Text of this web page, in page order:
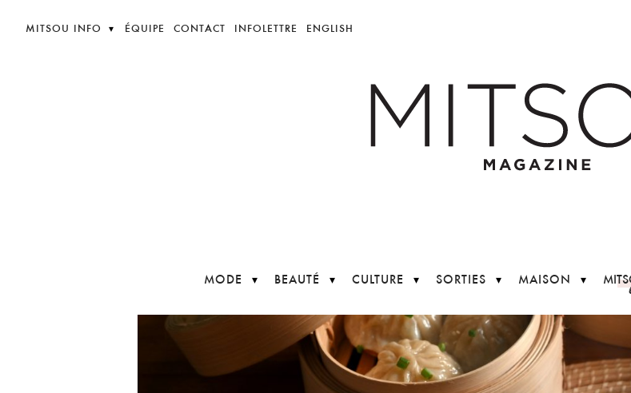
MITSOU INFO ÉQUIPE CONTACT INFOLETTRE ENGLISH
MODE BEAUTÉ CULTURE SORTIES MAISON